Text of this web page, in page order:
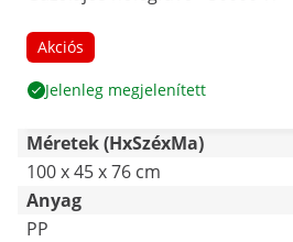
Akciós
Jelenleg megjelenített
Méretek (HxSzéxMa)
100 x 45 x 76 cm
Anyag
PP